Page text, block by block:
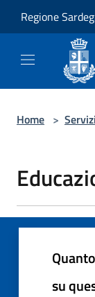
Regione
Home > Servizi
su